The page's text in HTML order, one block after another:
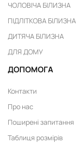
ЧОЛОВІЧА БІЛИЗНА
ПІДЛІТКОВА БІЛИЗНА
ДИТЯЧА БІЛИЗНА
ДЛЯ ДОМУ
ДОПОМОГА
Контакти
Про нас
Поширені запитання
Таблиця розмірів